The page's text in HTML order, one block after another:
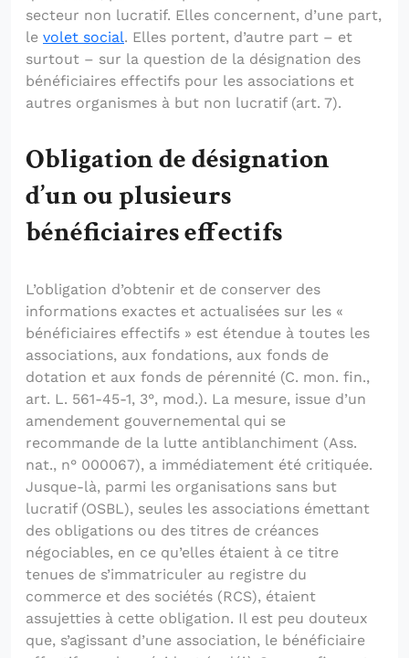
secteur non lucratif. Elles concernent, d’une part,
le volet social. Elles portent, d’autre part – et
surtout – sur la question de la désignation des
bénéficiaires effectifs pour les associations et
autres organismes à but non lucratif (art. 7).
Obligation de désignation
d’un ou plusieurs
bénéficiaires effectifs
L’obligation d’obtenir et de conserver des
informations exactes et actualisées sur les «
bénéficiaires effectifs » est étendue à toutes les
associations, aux fondations, aux fonds de
dotation et aux fonds de pérennité (C. mon. fin.,
art. L. 561-45-1, 3°, mod.). La mesure, issue d’un
amendement gouvernemental qui se
recommande de la lutte antiblanchiment (Ass.
nat., n° 000067), a immédiatement été critiquée.
Jusque-là, parmi les organisations sans but
lucratif (OSBL), seules les associations émettant
des obligations ou des titres de créances
négociables, en ce qu’elles étaient à ce titre
tenues de s’immatriculer au registre du
commerce et des sociétés (RCS), étaient
assujetties à cette obligation. Il est peu douteux
que, s’agissant d’une association, le bénéficiaire